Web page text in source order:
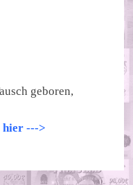
geboren,
hier --->